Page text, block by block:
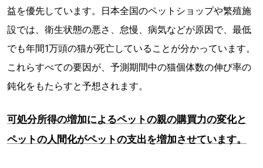
益を優先しています。日本全国のペットショップや繁殖施
設では、衛生状態の悪さ、怠慢、病気などが原因で、最低
でも年間1万頭の猫が死亡していることが分かっています。
これらすべての要因が、予測期間中の猫個体数の伸び率の
鈍化をもたらすと予想されます。
可処分所得の増加によるペットの親の購買力の変化と
ペットの人間化がペットの支出を増加させています。